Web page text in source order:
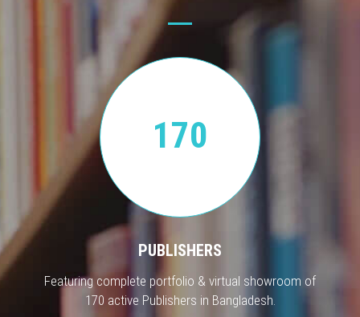
170
PUBLISHERS
Featuring complete portfolio & virtual showroom of
170 active Publishers in Bangladesh.